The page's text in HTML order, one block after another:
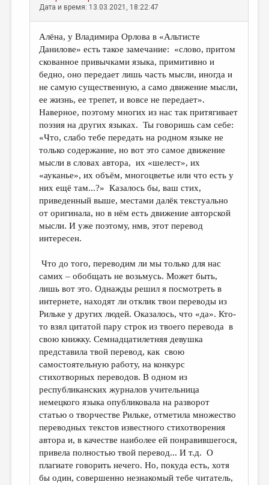
Дата и время: 13.03.2021, 18:22:47
Алёна, у Владимира Орлова в «Альтисте
Данилове» есть такое замечание: «слово, притом
скованное привычками языка, примитивно и
бедно, оно передает лишь часть мысли, иногда и
не самую существенную, а само движение мысли,
ее жизнь, ее трепет, и вовсе не передает».
Наверное, поэтому многих из нас так притягивает
поэзия на других языках. Ты говоришь сам себе:
«Что, слабо тебе передать на родном языке не
только содержание, но вот это самое движение
мысли в словах автора, их «шелест», их
«ауканье», их объём, многоцветье или что есть у
них ещё там...?» Казалось бы, ваш стих,
приведенный выше, местами далёк текстуально
от оригинала, но в нём есть движение авторской
мысли. И уже поэтому, нмв, этот перевод
интересен.
Что до того, переводим ли мы только для нас
самих – обобщать не возьмусь. Может быть,
лишь вот это. Однажды решил я посмотреть в
интернете, находят ли отклик твои переводы из
Рильке у других людей. Оказалось, что «да». Кто-
то взял цитатой пару строк из твоего перевода в
свою книжку. Семнадцатилетняя девушка
представила твой перевод, как свою
самостоятельную работу, на конкурс
стихотворных переводов. В одном из
республиканских журналов учительница
немецкого языка опубликовала на разворот
статью о творчестве Рильке, отметила множество
переводных текстов известного стихотворения
автора и, в качестве наиболее ей понравившегося,
привела полностью твой перевод... И т.д. О
плагиате говорить нечего. Но, покуда есть, хотя
бы один, совершенно незнакомый тебе читатель,